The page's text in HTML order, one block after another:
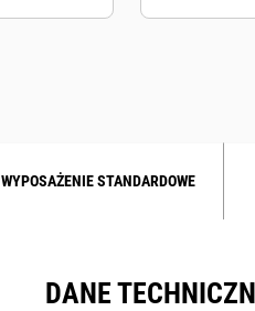
WYPOSAŻENIE STANDARDOWE
DANE